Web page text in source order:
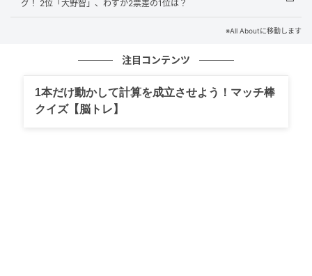
際の身長は176cmとやや大柄。年齢を感じさせないス
マートなスタイルの持ち主で、実際の身長を知って驚
アンケート回答では、「木村拓哉さんは170cmくらい
だと思っていたから」（40代男性／東京都）、「160
グ！ 2位「大野智」、わずか2票差の1位は？
※All Aboutに移動します
注目コンテンツ
1本だけ動かして計算を成立させよう！マッチ棒
クイズ【脳トレ】